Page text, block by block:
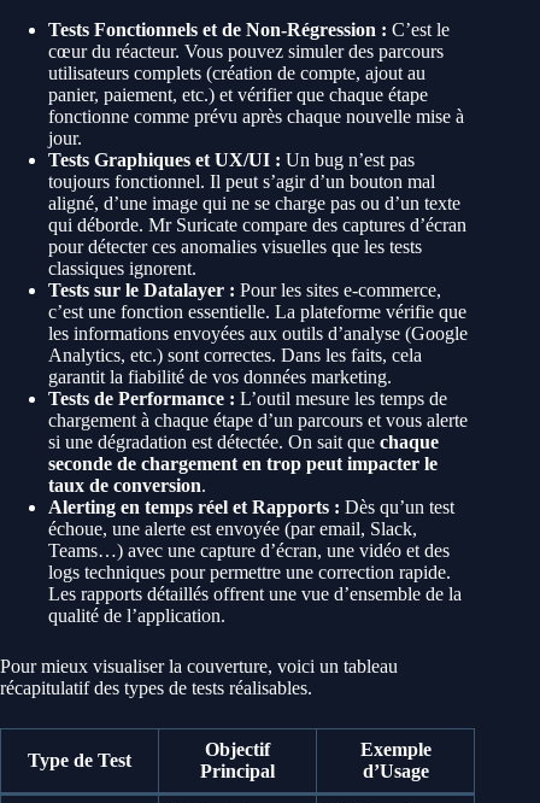
Tests Fonctionnels et de Non-Régression : C’est le
cœur du réacteur. Vous pouvez simuler des parcours
utilisateurs complets (création de compte, ajout au
panier, paiement, etc.) et vérifier que chaque étape
fonctionne comme prévu après chaque nouvelle mise à
jour.
Tests Graphiques et UX/UI : Un bug n’est pas
toujours fonctionnel. Il peut s’agir d’un bouton mal
aligné, d’une image qui ne se charge pas ou d’un texte
qui déborde. Mr Suricate compare des captures d’écran
pour détecter ces anomalies visuelles que les tests
classiques ignorent.
Tests sur le Datalayer : Pour les sites e-commerce,
c’est une fonction essentielle. La plateforme vérifie que
les informations envoyées aux outils d’analyse (Google
Analytics, etc.) sont correctes. Dans les faits, cela
garantit la fiabilité de vos données marketing.
Tests de Performance : L’outil mesure les temps de
chargement à chaque étape d’un parcours et vous alerte
si une dégradation est détectée. On sait que chaque
seconde de chargement en trop peut impacter le
taux de conversion.
Alerting en temps réel et Rapports : Dès qu’un test
échoue, une alerte est envoyée (par email, Slack,
Teams…) avec une capture d’écran, une vidéo et des
logs techniques pour permettre une correction rapide.
Les rapports détaillés offrent une vue d’ensemble de la
qualité de l’application.
Pour mieux visualiser la couverture, voici un tableau
récapitulatif des types de tests réalisables.
Type de Test
Objectif
Principal
Exemple
d’Usage